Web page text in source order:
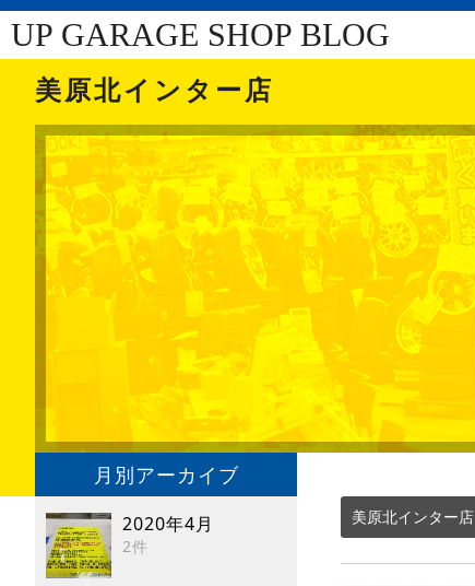
UP GARAGE SHOP BLOG
美原北インター店
月別アーカイブ
2020年4月
2件
美原北インター店